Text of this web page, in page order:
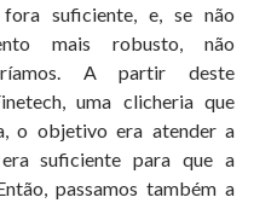
suficiente, e, se não
mais robusto, não
A partir deste
uma clicheria que
o objetivo era atender a
suficiente para que a
passamos também a